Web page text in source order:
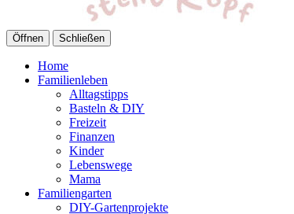
Öffnen Schließen
Home
Familienleben
Alltagstipps
Basteln & DIY
Freizeit
Finanzen
Kinder
Lebenswege
Mama
Familiengarten
DIY-Gartenprojekte